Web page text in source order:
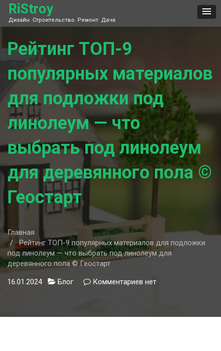
Skip
content
RiStroy
Дизайн. Строительство. Ремонт. Дача
Рейтинг ТОП-9
популярных материалов
для подложки под
линолеум — что
выбрать под линолеум
для деревянного пола ©
Геостарт
Главная
Рейтинг ТОП-9 популярных материалов для подложки
под линолеум — что выбрать под линолеум для
деревянного пола © Геостарт
16.01.2024 Блог Комментариев кнет